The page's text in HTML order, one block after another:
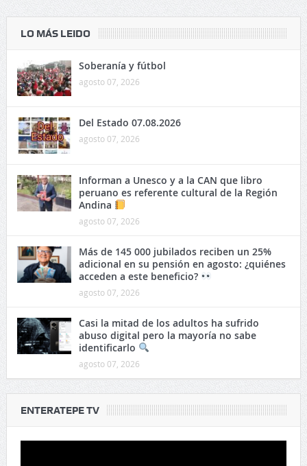
LO MÁS LEIDO
Soberanía y fútbol
agosto 07, 2026
Del Estado 07.08.2026
agosto 07, 2026
Informan a Unesco y a la CAN que libro
peruano es referente cultural de la Región
Andina
agosto 07, 2026
Más de 145 000 jubilados reciben un 25%
adicional en su pensión en agosto: ¿quiénes
acceden a este beneficio?
agosto 07, 2026
Casi la mitad de los adultos ha sufrido
abuso digital pero la mayoría no sabe
identificarlo
agosto 07, 2026
ENTERATEPE TV